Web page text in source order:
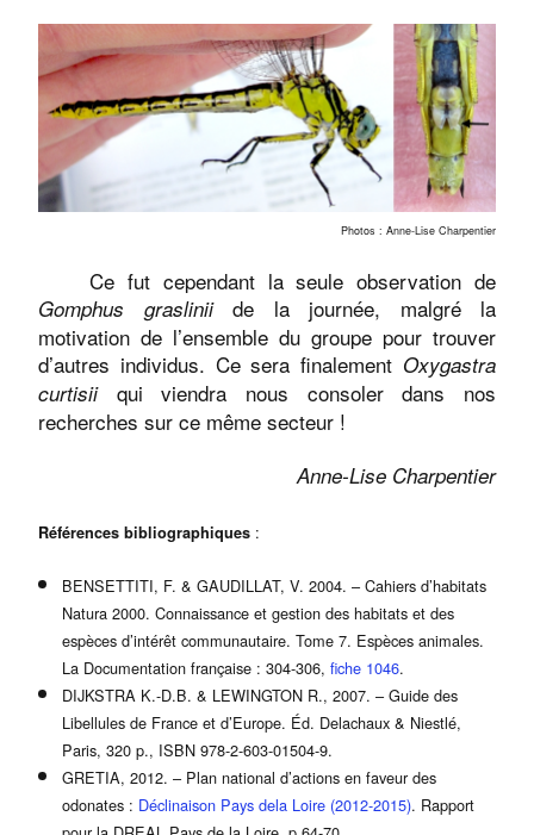
Photos : Anne-Lise Charpentier
Ce fut cependant la seule observation de
Gomphus grasliniide la journée, malgré la
motivation de l’ensemble du groupe pour trouver
d’autres individus. Ce sera finalement Oxygastra
curtisiiqui viendra nous consoler dans nos
recherches sur ce même secteur !
Anne-Lise Charpentier
Références bibliographiques :
BENSETTITI, F. & GAUDILLAT, V. 2004. – Cahiers d’habitats
Natura 2000. Connaissance et gestion des habitats et des
espèces d’intérêt communautaire. Tome 7. Espèces animales.
La Documentation française : 304-306, fiche 1046.
DIJKSTRA K.-D.B. & LEWINGTON R., 2007. – Guide des
Libellules de France et d’Europe. Éd. Delachaux & Niestlé,
Paris, 320 p., ISBN 978-2-603-01504-9.
GRETIA, 2012. – Plan national d’actions en faveur des
odonates : Déclinaison Pays dela Loire (2012-2015). Rapport